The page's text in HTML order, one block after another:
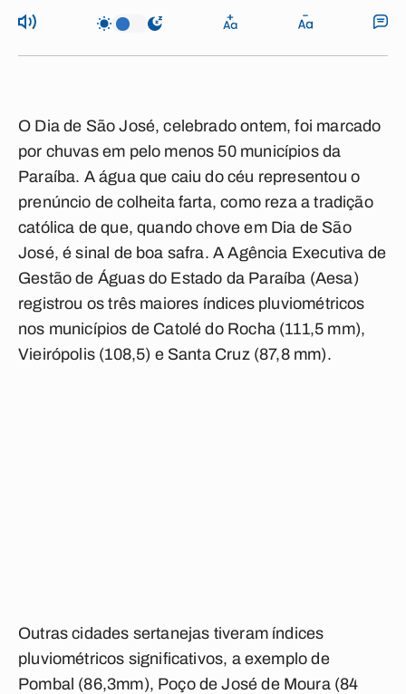
O Dia de São José, celebrado ontem, foi marcado
por chuvas em pelo menos 50 municípios da
Paraíba. A água que caiu do céu representou o
prenúncio de colheita farta, como reza a tradição
católica de que, quando chove em Dia de São
José, é sinal de boa safra. A Agência Executiva de
Gestão de Águas do Estado da Paraíba (Aesa)
registrou os três maiores índices pluviométricos
nos municípios de Catolé do Rocha (111,5 mm),
Vieirópolis (108,5) e Santa Cruz (87,8 mm).
Outras cidades sertanejas tiveram índices
pluviométricos significativos, a exemplo de
Pombal (86,3mm), Poço de José de Moura (84